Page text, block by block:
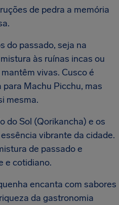
de pedra a memória
do passado, seja na
às ruínas incas ou
vivas. Cusco é
Machu Picchu, mas
mesma.
do Sol (Qorikancha) e os
vibrante da cidade.
de passado e
e cotidiano.
encanta com sabores
da gastronomia